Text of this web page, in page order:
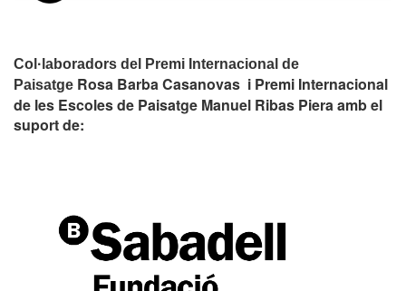
Col·laboradors del Premi Internacional de
Paisatge Rosa Barba Casanovas i Premi Internacional
de les Escoles de Paisatge Manuel Ribas Piera amb el
suport de: